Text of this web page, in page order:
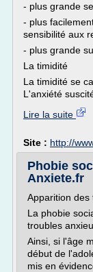
- plus grande
- plus
sensibilité aux
- plus grande
La timidité
La timidité se
L'anxiété
Lire la suite
Site : http://
Phobie
Anxiete.fr
Apparition des
La phobie
troubles
Ainsi, si l'âge
début de
mis en